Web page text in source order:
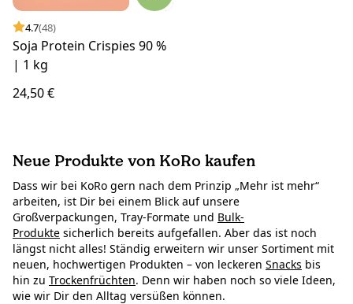
4.7(48)
Soja Protein Crispies 90 %
| 1 kg
24,50 €
Neue Produkte von KoRo kaufen
Dass wir bei KoRo gern nach dem Prinzip „Mehr ist mehr“
arbeiten, ist Dir bei einem Blick auf unsere
Großverpackungen, Tray-Formate und Bulk-
Produkte sicherlich bereits aufgefallen. Aber das ist noch
längst nicht alles! Ständig erweitern wir unser Sortiment mit
neuen, hochwertigen Produkten – von leckeren Snacks bis
hin zu Trockenfrüchten. Denn wir haben noch so viele Ideen,
wie wir Dir den Alltag versüßen können.